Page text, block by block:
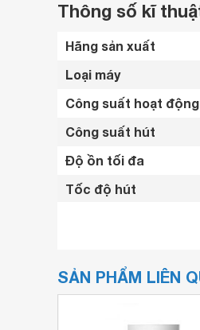
Thông số kĩ
Hãng sản xuất
Loại máy
Công suất hoạt động
Công suất hút
Độ ồn tối đa
Tốc độ hút
Số quạt hút
SẢN PHẨM LIÊN